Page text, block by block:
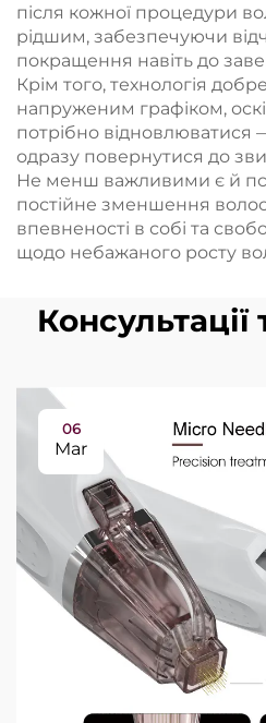
після кожної процедури
рідшим, забезпечуючи
покращення навіть до
Крім того, технологія
напруженим графіком,
потрібно відновлюватися
одразу повернутися до
Не менш важливими є й
постійне зменшення
впевненості в собі та
щодо небажаного росту
06
Mar